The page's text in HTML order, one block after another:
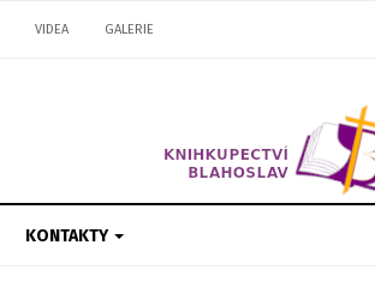
VIDEA GALERIE
KONTAKTY